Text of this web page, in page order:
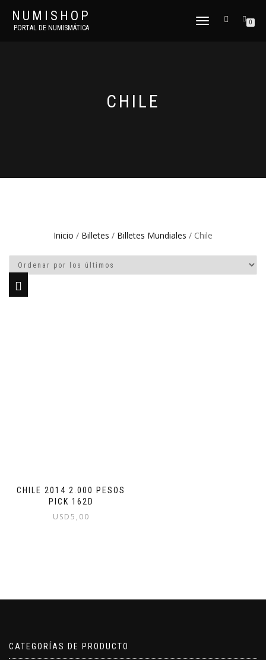
NUMISHOP
PORTAL DE NUMISMÁTICA
CAMBIAR
0
CHILE
Inicio / Billetes / Billetes Mundiales / Chile
CHILE 2014 2.000 PESOS
PICK 162D
USD5,00
CATEGORÍAS DE PRODUCTO